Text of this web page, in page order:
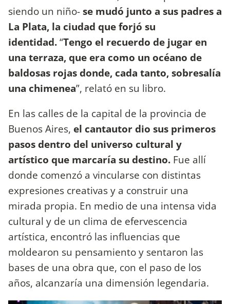
siendo un niño-se mudó junto a sus padres a
La Plata, la ciudad que forjó su
identidad.“Tengo el recuerdo de jugar en
una terraza, que era como un océano de
baldosas rojas donde, cada tanto, sobresalía
una chimenea”, relató en su libro.
En las calles de la capital de la provincia de
Buenos Aires, el cantautor dio sus primeros
pasos dentro del universo cultural y
artístico que marcaría su destino. Fue allí
donde comenzó a vincularse con distintas
expresiones creativas y a construir una
mirada propia. En medio de una intensa vida
cultural y de un clima de efervescencia
artística, encontró las influencias que
moldearon su pensamiento y sentaron las
bases de una obra que, con el paso de los
años, alcanzaría una dimensión legendaria.